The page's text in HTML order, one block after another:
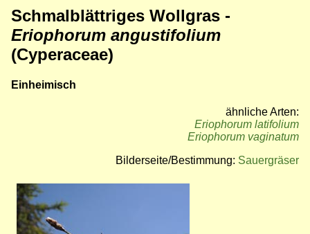
Schmalblättriges Wollgras -
Eriophorum angustifolium
(Cyperaceae)
Einheimisch
ähnliche Arten:
Eriophorum latifolium
Eriophorum vaginatum
Bilderseite/Bestimmung: Sauergräser
Bild